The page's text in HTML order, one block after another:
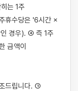
는 1주
휴수당은 '6시간 ×
경우). ④ 즉 1주
금액이
드립니다. ①